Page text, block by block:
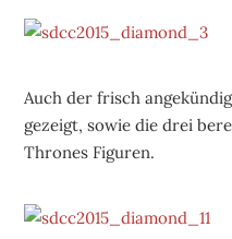
Auch der frisch
gezeigt, sowie die drei
Thrones Figuren.